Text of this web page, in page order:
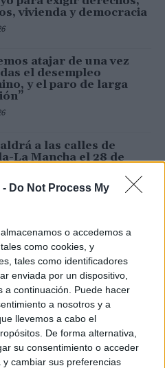
- Do Not Process My
o accedemos a
como cookies, y
tales como identificadores
enviada por un dispositivo,
a continuación. Puede hacer
a nosotros y a
llevemos a cabo el
De forma alternativa,
su consentimiento o acceder
cambiar sus preferencias
vivienda y democracia
atajar de una vez
el desempleo
y el paro de larga
a las calles de
La Mancha el 28 de
siniestralidad laboral
CCOO llaman a la
a salir a las calles
La Mancha para
este 1º de Mayo más
laboral en
La Mancha, una mirada
los Servicios Públicos